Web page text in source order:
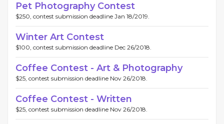
Pet Photography Contest
$250, contest submission deadline Jan 18/2019.
Winter Art Contest
$100, contest submission deadline Dec 26/2018.
Coffee Contest - Art & Photography
$25, contest submission deadline Nov 26/2018.
Coffee Contest - Written
$25, contest submission deadline Nov 26/2018.